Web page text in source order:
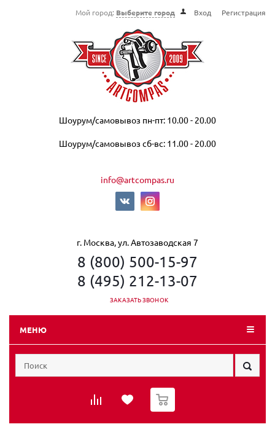
Мой город: Выберите город Вход Регистрация
Шоурум/самовывоз пн-пт: 10.00 - 20.00
Шоурум/самовывоз сб-вс: 11.00 - 20.00
info@artcompas.ru
г. Москва, ул. Автозаводская 7
8 (800) 500-15-97
8 (495) 212-13-07
ЗАКАЗАТЬ ЗВОНОК
МЕНЮ
0